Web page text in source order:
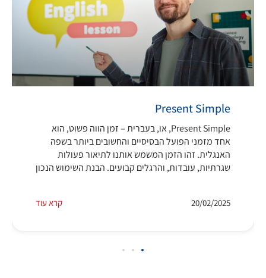
Present Simple
Present Simple, או, בעברית – זמן הווה פשוט, הוא
אחד מזמני הפועל הבסיסיים והחשובים ביותר בשפה
האנגלית. זהו הזמן המשמש אותנו לתיאור פעולות
שגרתיות, עובדות, והרגלים קבועים. הבנת השימוש הנכון
קרא עוד 20/02/2025